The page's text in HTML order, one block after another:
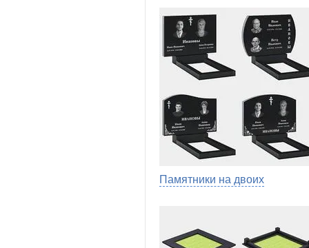
Памятники на двоих